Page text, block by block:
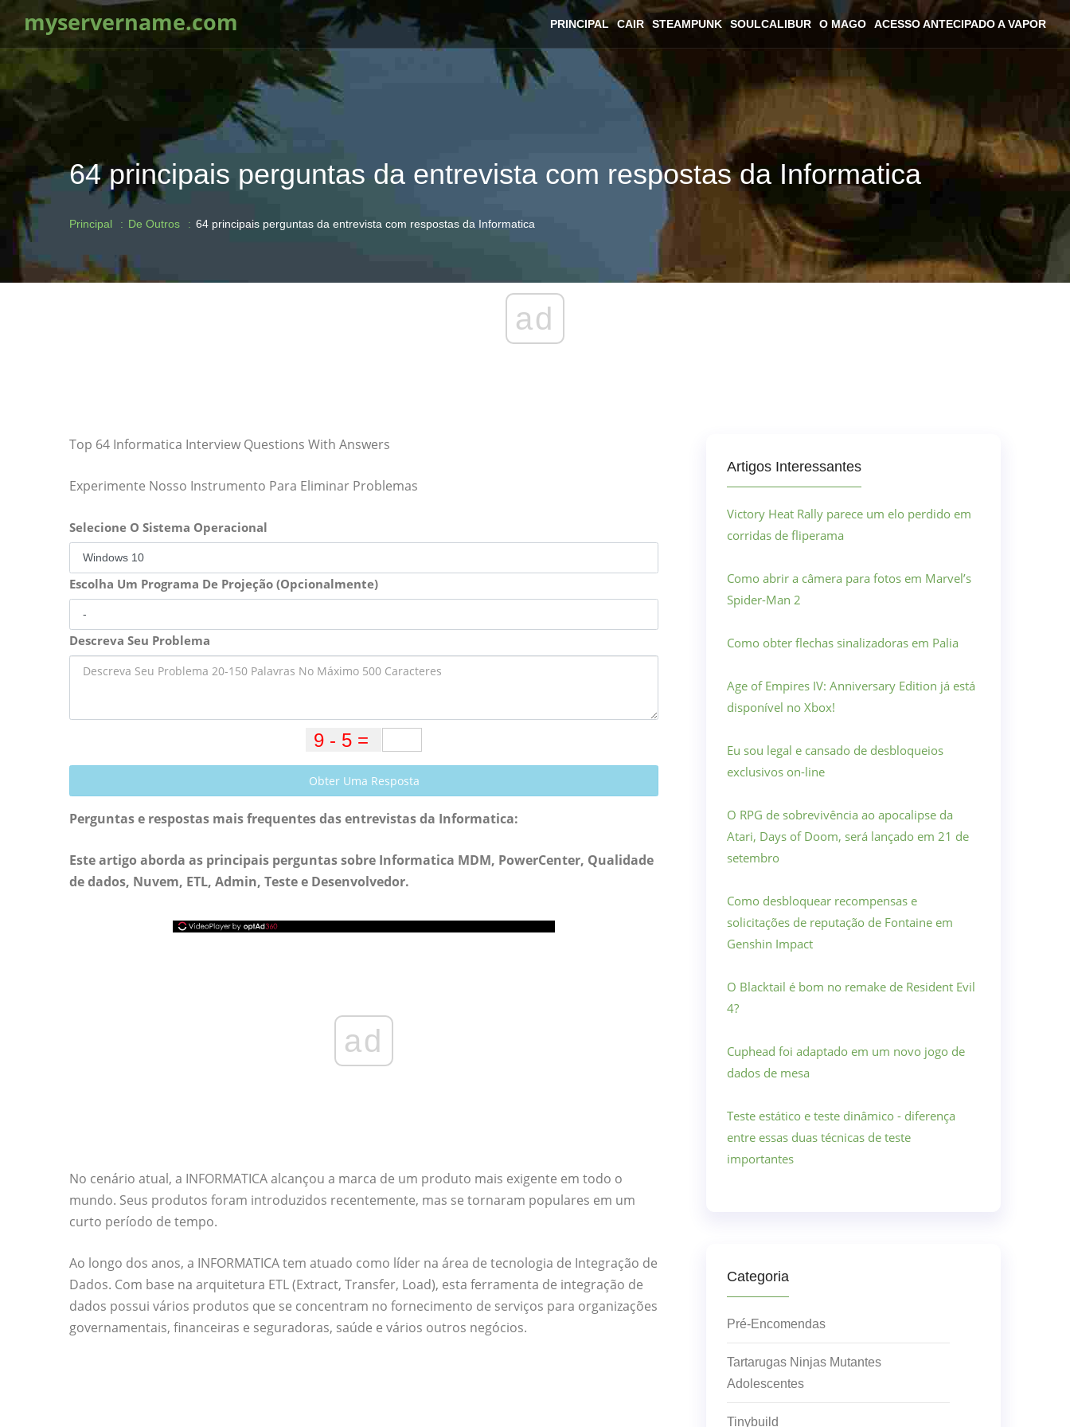
myservername.com PRINCIPAL CAIR STEAMPUNK SOULCALIBUR O MAGO ACESSO ANTECIPADO A VAPOR
64 principais perguntas da entrevista com respostas da Informatica
Principal De Outros 64 principais perguntas da entrevista com respostas da Informatica
ad
Top 64 Informatica Interview Questions With Answers
Experimente Nosso Instrumento Para Eliminar Problemas
Selecione O Sistema Operacional
Escolha Um Programa De Projeção (Opcionalmente)
Descreva Seu Problema
Obter Uma Resposta
Perguntas e respostas mais frequentes das entrevistas da Informatica:
Este artigo aborda as principais perguntas sobre Informatica MDM, PowerCenter, Qualidade
de dados, Nuvem, ETL, Admin, Teste e Desenvolvedor.
ad
No cenário atual, a INFORMATICA alcançou a marca de um produto mais exigente em todo o
mundo. Seus produtos foram introduzidos recentemente, mas se tornaram populares em um
curto período de tempo.
Ao longo dos anos, a INFORMATICA tem atuado como líder na área de tecnologia de Integração de
Dados. Com base na arquitetura ETL (Extract, Transfer, Load), esta ferramenta de integração de
dados possui vários produtos que se concentram no fornecimento de serviços para organizações
governamentais, financeiras e seguradoras, saúde e vários outros negócios.
Artigos Interessantes
Victory Heat Rally parece um elo perdido em
corridas de fliperama
Como abrir a câmera para fotos em Marvel’s
Spider-Man 2
Como obter flechas sinalizadoras em Palia
Age of Empires IV: Anniversary Edition já está
disponível no Xbox!
Eu sou legal e cansado de desbloqueios
exclusivos on-line
O RPG de sobrevivência ao apocalipse da
Atari, Days of Doom, será lançado em 21 de
setembro
Como desbloquear recompensas e
solicitações de reputação de Fontaine em
Genshin Impact
O Blacktail é bom no remake de Resident Evil
4?
Cuphead foi adaptado em um novo jogo de
dados de mesa
Teste estático e teste dinâmico - diferença
entre essas duas técnicas de teste
importantes
Categoria
Pré-Encomendas
Tartarugas Ninjas Mutantes
Adolescentes
Tinybuild